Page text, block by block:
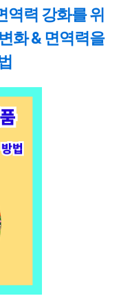
역력 강화를 위
화 & 면역력을